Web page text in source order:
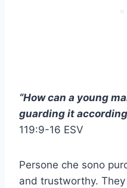
“How can a young
guarding it
119:9-16 ESV
Persone che sono
and trustworthy. They